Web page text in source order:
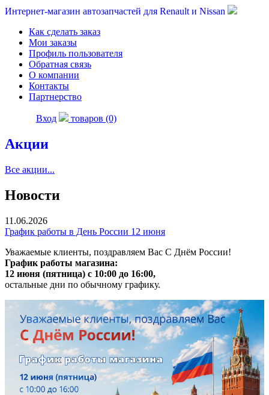
Интернет-магазин автозапчастей для Renault и Nissan
Как сделать заказ
Мои заказы
Профиль пользователя
Обратная связь
О компании
Контакты
Партнерство
Вход товаров (0)
Акции
Все акции...
Новости
11.06.2026
График работы в День России 12 июня
Уважаемые клиенты, поздравляем Вас С Днём России!
График работы магазина:
12 июня (пятница) с 10:00 до 16:00,
остальные дни по обычному графику.